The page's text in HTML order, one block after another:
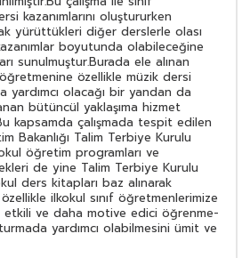
kazanımlarını oluştururken
yürüttükleri diğer derslerle olası
boyutunda olabileceğine
sunulmuştur.Burada ele alınan
özellikle müzik dersi
yardımcı olacağı bir yandan da
bütüncül yaklaşıma hizmet
kapsamda çalışmada tespit edilen
Bakanlığı Talim Terbiye Kurulu
öğretim programları ve
de yine Talim Terbiye Kurulu
ders kitapları baz alınarak
özellikle ilkokul sınıf öğretmenlerimize
ve daha motive edici öğrenme-
yardımcı olabilmesini ümit ve